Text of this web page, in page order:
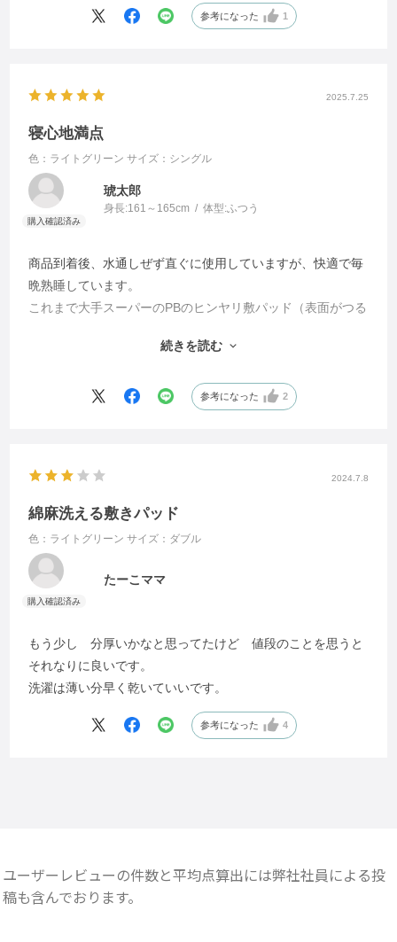
参考になった 1
2025.7.25
寝心地満点
色：ライトグリーン サイズ：シングル
琥太郎
身長:161～165cm 体型:ふつう
商品到着後、水通しぜず直ぐに使用していますが、快適で毎
晩熟睡しています。
これまで大手スーパーのPBのヒンヤリ敷パッド（表面がつる
寝室環境は室内犬と過ごすので、エアコンで室内25度ほど、
続きを読む
参考になった 2
2024.7.8
綿麻洗える敷きパッド
色：ライトグリーン サイズ：ダブル
たーこママ
もう少し 分厚いかなと思ってたけど 値段のことを思うと
それなりに良いです。
洗濯は薄い分早く乾いていいです。
参考になった 4
ユーザーレビューの件数と平均点算出には弊社社員による投
稿も含んでおります。